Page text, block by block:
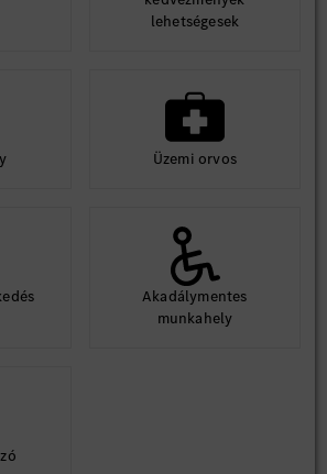
lehetségesek
Üzemi orvos
Akadálymentes
munkahely